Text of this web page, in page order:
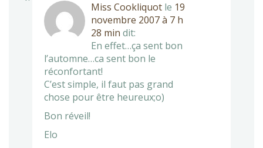
Miss Cookliquot le 19
novembre 2007 à 7 h
28 min dit:
En effet…ça sent bon
l’automne…ca sent bon le
réconfortant!
C’est simple, il faut pas grand
chose pour être heureux;o)
Bon réveil!
Elo